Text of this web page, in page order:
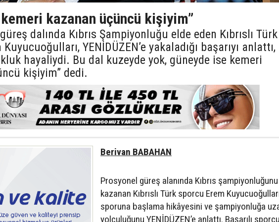
kemeri kazanan üçüncü kişiyim”
dalında Kıbrıs Şampiyonluğu elde eden Kıbrıslı Türk
YENİDÜZEN’e yakaladığı başarıyı anlattı,
hayaliydi. Bu dal kuzeyde yok, güneyde ise kemeri
kişiyim” dedi.
Berivan BABAHAN
Prosyonel güreş alanında Kıbrıs şampiyonluğunu
kazanan Kıbrıslı Türk sporcu Erem
sporuna başlama hikâyesini ve şampiyonluğa
yolculuğunu YENİDÜZEN’e anlattı. Başarılı